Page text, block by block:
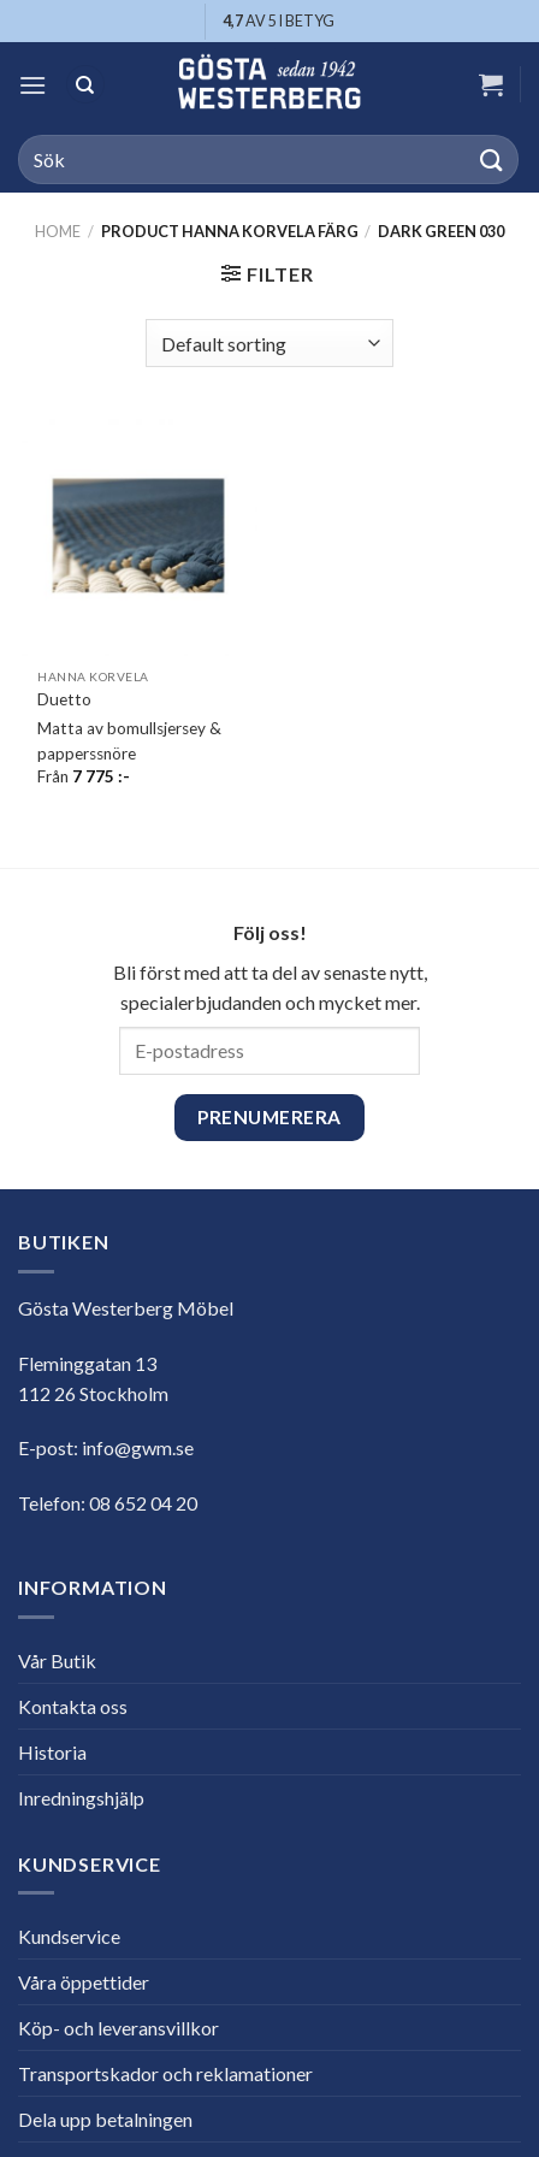
to
content
4,7AV 5 I BETYG
Search
for:
HOME / PRODUCT HANNA KORVELA FÄRG / DARK GREEN 030
FILTER
HANNA KORVELA
Duetto
Matta av bomullsjersey &
papperssnöre
Från 7 775:-
Följ oss!
Bli först med att ta del av senaste nytt,
specialerbjudanden och mycket mer.
BUTIKEN
Gösta Westerberg Möbel
Fleminggatan 13
112 26 Stockholm
E-post: info@gwm.se
Telefon: 08 652 04 20
INFORMATION
Vår Butik
Kontakta oss
Historia
Inredningshjälp
KUNDSERVICE
Kundservice
Våra öppettider
Köp- och leveransvillkor
Transportskador och reklamationer
Dela upp betalningen